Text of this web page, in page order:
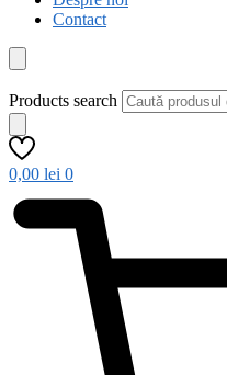
Contact
Products search
0,00 lei 0